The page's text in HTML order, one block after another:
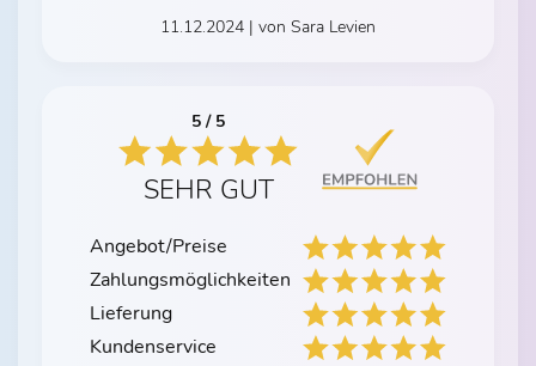
11.12.2024 | von Sara Levien
5 / 5
SEHR GUT
Angebot/Preise
Zahlungsmöglichkeiten
Lieferung
Kundenservice